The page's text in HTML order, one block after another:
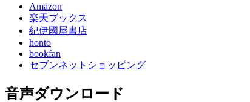
Amazon
楽天ブックス
紀伊國屋書店
honto
bookfan
セブンネットショッピング
音声ダウンロード